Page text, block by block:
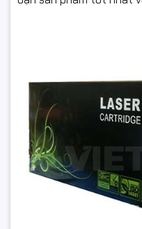
Tiêu chuẩn
sản phẩm:
Hộp mực sử
Dễ dàng đổ
và nắp đổ thải
Mỗi hộp mực
in ấn bình
Số lượng bản
phủ bản in 5%)
Sản phẩm được
REACH, RoHS